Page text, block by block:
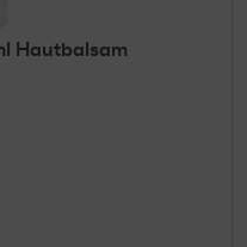
Hautbalsam